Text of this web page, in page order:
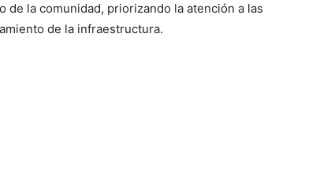
de la comunidad, priorizando la atención a las
de la infraestructura.